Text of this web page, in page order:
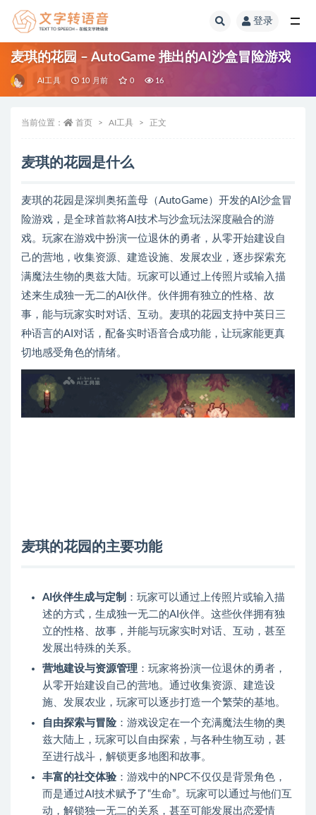
登录
麦琪的花园 – AutoGame 推出的AI沙盒冒险游戏
AI工具 10 月前 0 16
当前位置： 首页 AI工具 正文
麦琪的花园是什么
麦琪的花园是深圳奥拓盖母（AutoGame）开发的AI沙盒冒
险游戏，是全球首款将AI技术与沙盒玩法深度融合的游
戏。玩家在游戏中扮演一位退休的勇者，从零开始建设自
己的营地，收集资源、建造设施、发展农业，逐步探索充
满魔法生物的奥兹大陆。玩家可以通过上传照片或输入描
述来生成独一无二的AI伙伴。伙伴拥有独立的性格、故
事，能与玩家实时对话、互动。麦琪的花园支持中英日三
种语言的AI对话，配备实时语音合成功能，让玩家能更真
切地感受角色的情绪。
麦琪的花园的主要功能
AI伙伴生成与定制 ：玩家可以通过上传照片或输入描
述的方式，生成独一无二的AI伙伴。这些伙伴拥有独
立的性格、故事，并能与玩家实时对话、互动，甚至
发展出特殊的关系。
营地建设与资源管理 ：玩家将扮演一位退休的勇者，
从零开始建设自己的营地。通过收集资源、建造设
施、发展农业，玩家可以逐步打造一个繁荣的基地。
自由探索与冒险 ：游戏设定在一个充满魔法生物的奥
兹大陆上，玩家可以自由探索，与各种生物互动，甚
至进行战斗，解锁更多地图和故事。
丰富的社交体验：游戏中的NPC不仅仅是背景角色，
而是通过AI技术赋予了“生命”。玩家可以通过与他们互
动，解锁独一无二的关系，甚至可能发展出恋爱情